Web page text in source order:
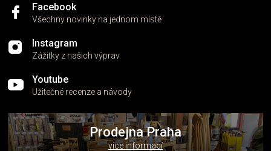
Facebook
Všechny novinky na jednom místě
Instagram
Zážitky z našich výprav
Youtube
Užitečné recenze a návody
Prodejna Praha
více informací